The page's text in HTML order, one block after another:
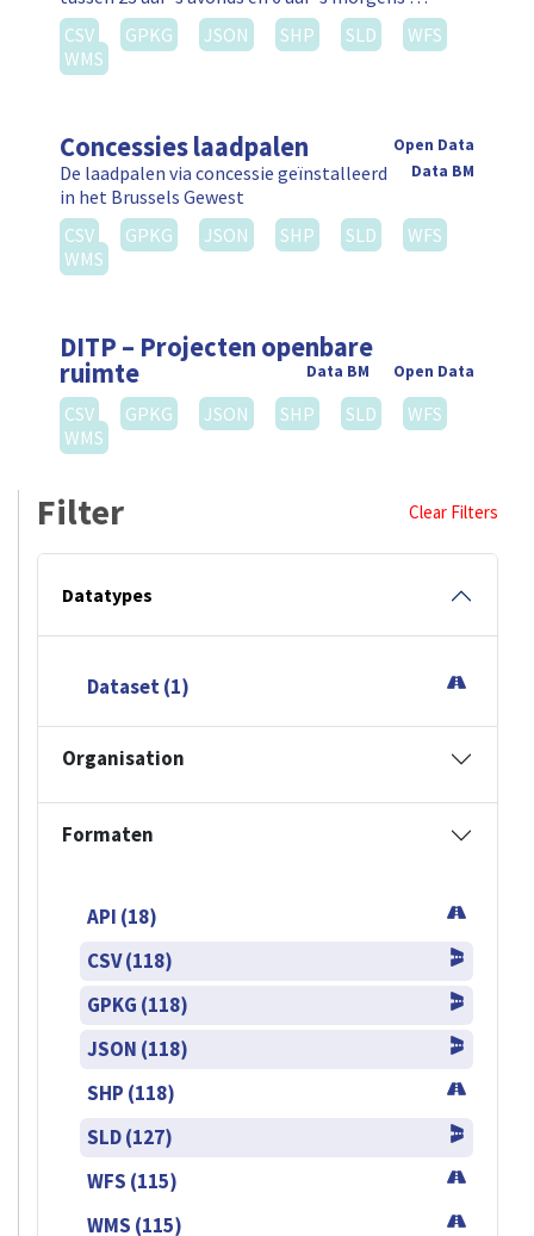
CSV
GPKG JSON SHP SLD
WFS
WMS
Concessies laadpalen
Open Data
Data BM
De laadpalen via concessie geïnstalleerd
in het Brussels Gewest
CSV
GPKG JSON SHP SLD
WFS
WMS
DITP – Projecten openbare
ruimte Open Data
Data BM
CSV GPKG JSON SHP SLD
WFS
WMS
Filter Clear Filters
Datatypes
Dataset (1)
Organisation
Formaten
API (18)
CSV (118)
GPKG (118)
JSON (118)
SHP (118)
SLD (127)
WFS (115)
WMS (115)